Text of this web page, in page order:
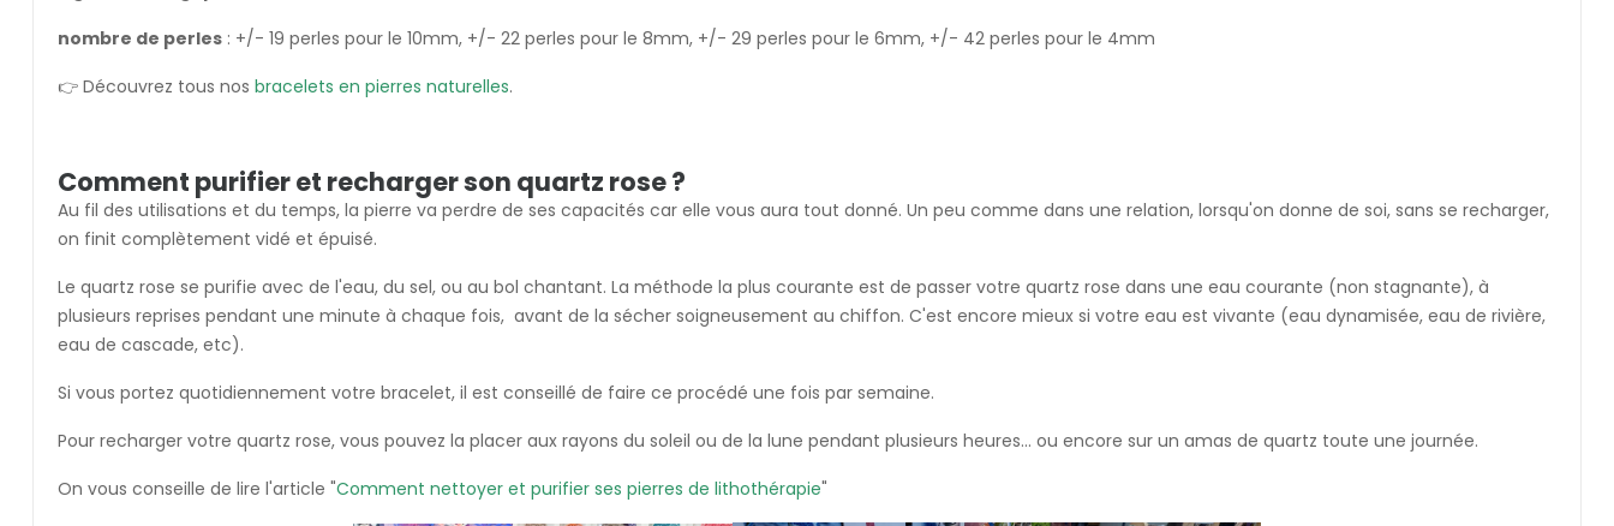
nombre de perles : +/- 19 perles pour le 10mm, +/- 22 perles pour le 8mm, +/- 29 perles pour le 6mm, +/- 42 perles pour le 4mm
👉 Découvrez tous nos bracelets en pierres naturelles.
Comment purifier et recharger son quartz rose ?
Au fil des utilisations et du temps, la pierre va perdre de ses capacités car elle vous aura tout donné. Un peu comme dans une relation, lorsqu'on donne de soi, sans se recharger,
on finit complètement vidé et épuisé.
Le quartz rose se purifie avec de l'eau, du sel, ou au bol chantant. La méthode la plus courante est de passer votre quartz rose dans une eau courante (non stagnante), à
plusieurs reprises pendant une minute à chaque fois, avant de la sécher soigneusement au chiffon. C'est encore mieux si votre eau est vivante (eau dynamisée, eau de rivière,
eau de cascade, etc).
Si vous portez quotidiennement votre bracelet, il est conseillé de faire ce procédé une fois par semaine.
Pour recharger votre quartz rose, vous pouvez la placer aux rayons du soleil ou de la lune pendant plusieurs heures... ou encore sur un amas de quartz toute une journée.
On vous conseille de lire l'article "Comment nettoyer et purifier ses pierres de lithothérapie"